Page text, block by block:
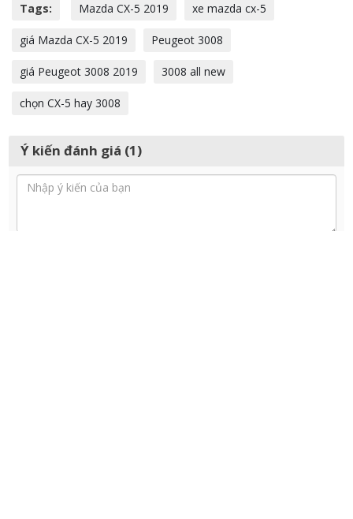
Tags: Mazda CX-5 2019 xe mazda cx-5
giá Mazda CX-5 2019 Peugeot 3008
giá Peugeot 3008 2019 3008 all new
chọn CX-5 hay 3008
Ý kiến đánh giá (1)